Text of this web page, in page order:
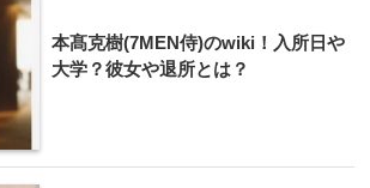
本髙克樹(7MEN侍)のwiki！入所日や
大学？彼女や退所とは？